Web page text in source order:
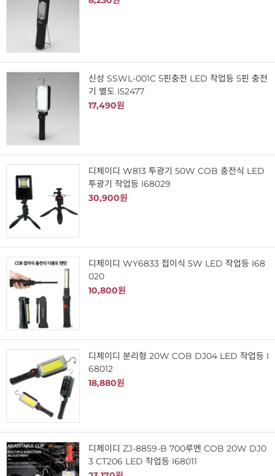
신성 SSWL-001C 5핀충전 LED 작업등 5핀 충전
기 별도 I52477
17,490원
디제이디 W813 투광기 50W COB 충전식 LED
투광기 작업등 I68029
30,900원
디제이디 WY6833 접이식 5W LED 작업등 I68
020
10,800원
디제이디 분리형 20W COB DJ04 LED 작업등 I
68012
18,880원
디제이디 ZJ-8859-B 700루멘 COB 20W DJ0
3 CT206 LED 작업등 I68011